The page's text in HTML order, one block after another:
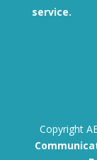
service.
Copyright